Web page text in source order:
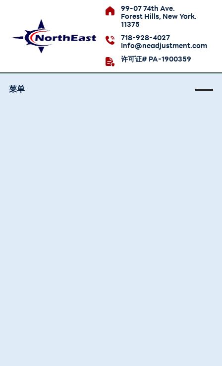
99-07 74th Ave.
Forest Hills, New York.
11375
718-928-4027
Info@neadjustment.com
许可证# PA-1900359
菜单